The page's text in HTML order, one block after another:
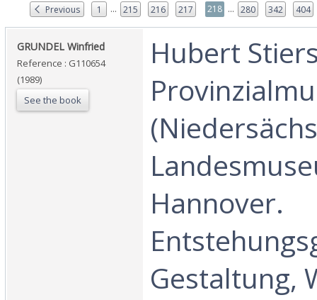
Previous 1 ... 215 216 217 218 ... 280 342 404
‎GRUNDEL Winfried‎
Reference : G110654
(1989)
See the book
‎Hubert
Hannover.
Gestaltung,